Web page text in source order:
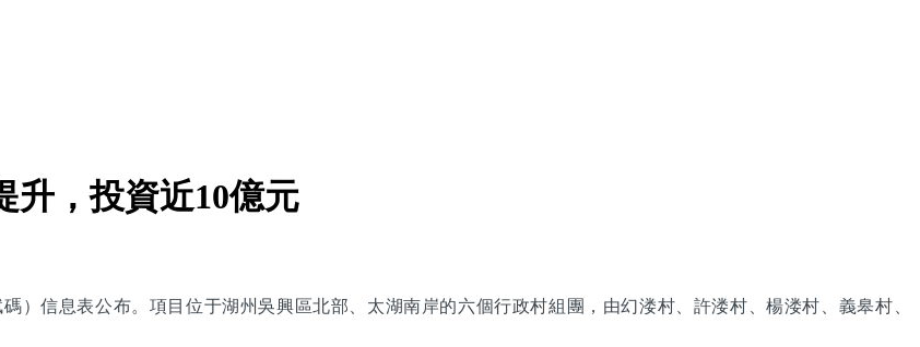
升，投資近10億元
）信息表公布。項目位于湖州吳興區北部、太湖南岸的六個行政村組團，由幻溇村、許溇村、楊溇村、義皋村、